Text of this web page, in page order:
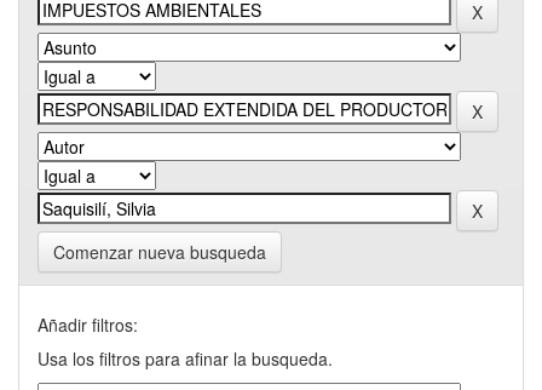
Comenzar nueva busqueda
Añadir filtros:
Usa los filtros para afinar la busqueda.